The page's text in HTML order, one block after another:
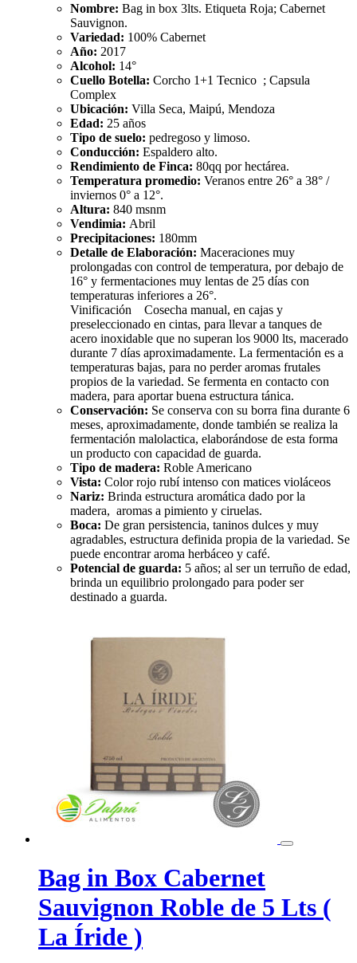
Nombre: Bag in box 3lts. Etiqueta Roja; Cabernet
Sauvignon.
Variedad: 100% Cabernet
Año: 2017
Alcohol: 14°
Cuello Botella: Corcho 1+1 Tecnico ; Capsula
Complex
Ubicación: Villa Seca, Maipú, Mendoza
Edad: 25 años
Tipo de suelo: pedregoso y limoso.
Conducción: Espaldero alto.
Rendimiento de Finca: 80qq por hectárea.
Temperatura promedio: Veranos entre 26° a 38° /
inviernos 0° a 12°.
Altura: 840 msnm
Vendimia: Abril
Precipitaciones: 180mm
Detalle de Elaboración: Maceraciones muy
prolongadas con control de temperatura, por debajo de
16° y fermentaciones muy lentas de 25 días con
temperaturas inferiores a 26°.
Vinificación Cosecha manual, en cajas y
preseleccionado en cintas, para llevar a tanques de
acero inoxidable que no superan los 9000 lts, macerado
durante 7 días aproximadamente. La fermentación es a
temperaturas bajas, para no perder aromas frutales
propios de la variedad. Se fermenta en contacto con
madera, para aportar buena estructura tánica.
Conservación: Se conserva con su borra fina durante 6
meses, aproximadamente, donde también se realiza la
fermentación malolactica, elaborándose de esta forma
un producto con capacidad de guarda.
Tipo de madera: Roble Americano
Vista: Color rojo rubí intenso con matices violáceos
Nariz: Brinda estructura aromática dado por la
madera, aromas a pimiento y ciruelas.
Boca: De gran persistencia, taninos dulces y muy
agradables, estructura definida propia de la variedad. Se
puede encontrar aroma herbáceo y café.
Potencial de guarda: 5 años; al ser un terruño de edad,
brinda un equilibrio prolongado para poder ser
destinado a guarda.
Bag in Box Cabernet
Sauvignon Roble de 5 Lts (
La Íride )